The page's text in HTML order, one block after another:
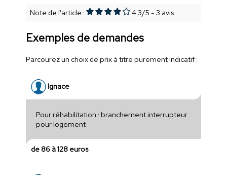
Note de l'article : 4.3/5 - 3 avis
Exemples de demandes
Parcourez un choix de prix à titre purement indicatif :
Ignace
Pour réhabilitation : branchement interrupteur
pour logement
de 86 à 128 euros